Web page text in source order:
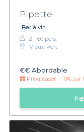
Pipette
Bar à vin
2 - 60 pers.
Vieux-Port
€€ Abordable
Privateaser : -10% sur